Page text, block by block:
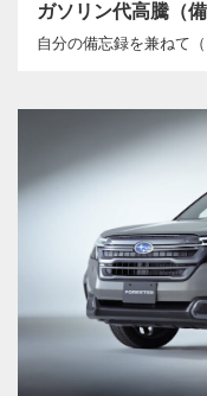
ガソリン代高騰（備
自分の備忘録を兼ねて